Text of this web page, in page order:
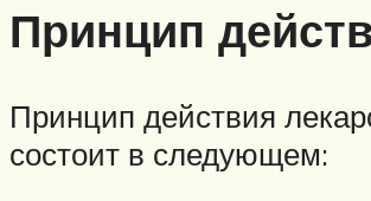
Принцип
Принцип действия
состоит в следующем: